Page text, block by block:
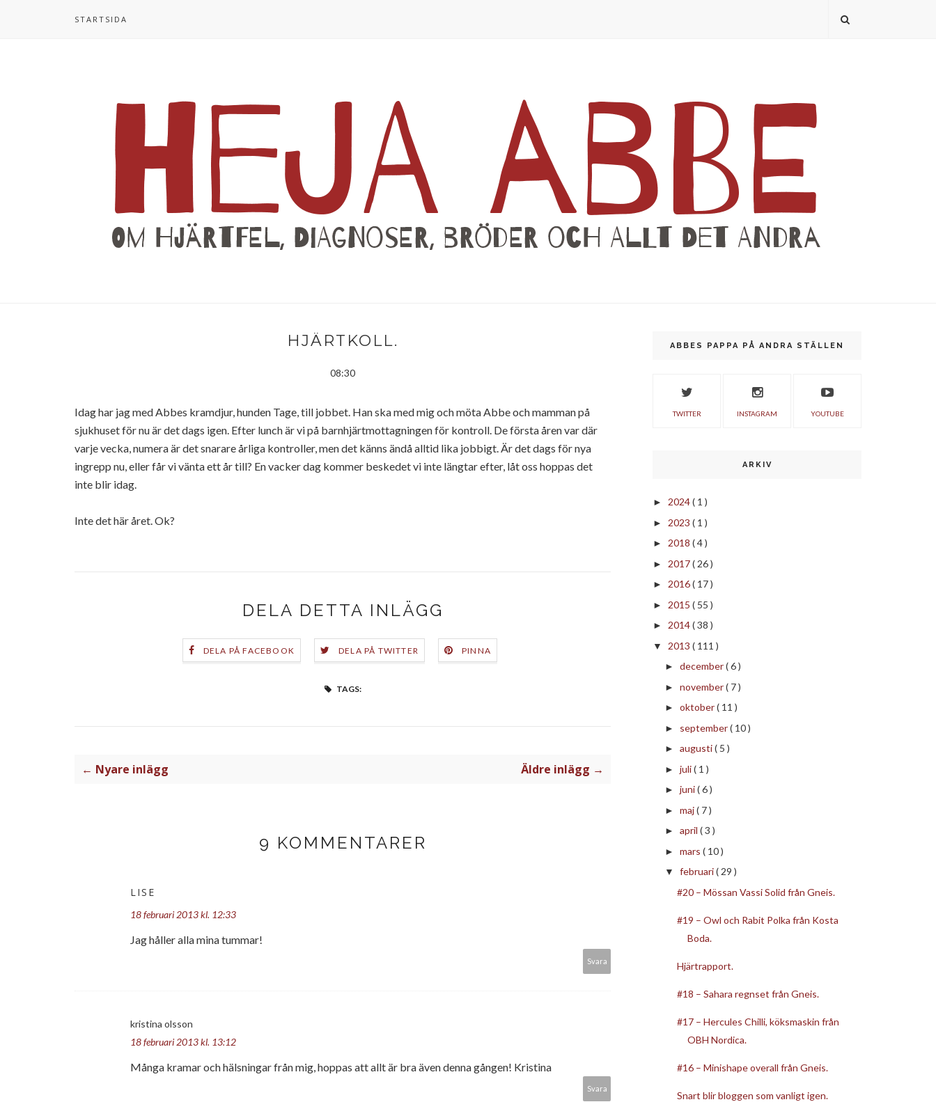
STARTSIDA
HJÄRTKOLL.
08:30
Idag har jag med Abbes kramdjur, hunden Tage, till jobbet. Han ska med mig och möta Abbe och mamman på
sjukhuset för nu är det dags igen. Efter lunch är vi på barnhjärtmottagningen för kontroll. De första åren var där
varje vecka, numera är det snarare årliga kontroller, men det känns ändå alltid lika jobbigt. Är det dags för nya
ingrepp nu, eller får vi vänta ett år till? En vacker dag kommer beskedet vi inte längtar efter, låt oss hoppas det
inte blir idag.
Inte det här året. Ok?
DELA DETTA INLÄGG
DELA PÅ FACEBOOK DELA PÅ TWITTER PINNA
TAGS:
← Nyare inlägg Äldre inlägg →
9 KOMMENTARER
LISE
18 februari 2013 kl. 12:33
Jag håller alla mina tummar!
Svara
kristina olsson
18 februari 2013 kl. 13:12
Många kramar och hälsningar från mig, hoppas att allt är bra även denna gången! Kristina
Svara
ABBES PAPPA PÅ ANDRA STÄLLEN
TWITTER INSTAGRAM YOUTUBE
ARKIV
► 2024( 1 )
► 2023 ( 1 )
► 2018 ( 4 )
► 2017( 26 )
► 2016( 17 )
► 2015 ( 55 )
► 2014( 38 )
▼ 2013 ( 111 )
► december( 6 )
► november( 7 )
► oktober( 11 )
► september( 10 )
► augusti( 5 )
► juli( 1 )
► juni( 6 )
► maj( 7 )
► april ( 3 )
► mars ( 10 )
▼ februari( 29 )
#20 – Mössan Vassi Solid från Gneis.
#19 – Owl och Rabit Polka från Kosta
Boda.
Hjärtrapport.
#18 – Sahara regnset från Gneis.
#17 – Hercules Chilli, köksmaskin från
OBH Nordica.
#16 – Minishape overall från Gneis.
Snart blir bloggen som vanligt igen.